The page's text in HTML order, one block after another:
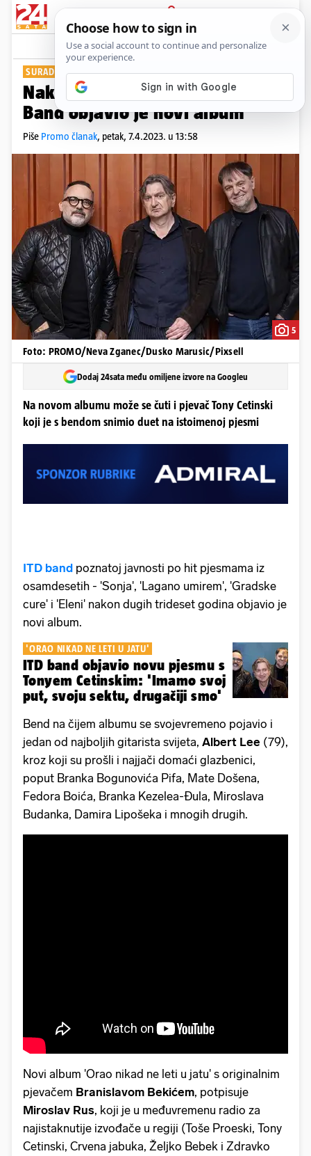
PRIJAVA
Show Komentari
SURADNJA S CETINSKIM
Nakon 30 godina legendarni ITD
Band objavio je novi album
Piše Promo članak, petak, 7.4.2023. u 13:58
5
Foto: PROMO/Neva Zganec/Dusko Marusic/Pixsell
Dodaj 24sata među omiljene izvore na Googleu
Na novom albumu može se čuti i pjevač Tony Cetinski
koji je s bendom snimio duet na istoimenoj pjesmi
ITD band poznatoj javnosti po hit pjesmama iz
osamdesetih - 'Sonja', 'Lagano umirem', 'Gradske
cure' i 'Eleni' nakon dugih trideset godina objavio je
novi album.
'ORAO NIKAD NE LETI U JATU'
ITD band objavio novu pjesmu s
Tonyem Cetinskim: 'Imamo svoj
put, svoju sektu, drugačiji smo'
Bend na čijem albumu se svojevremeno pojavio i
jedan od najboljih gitarista svijeta, Albert Lee (79),
kroz koji su prošli i najjači domaći glazbenici,
poput Branka Bogunovića Pifa, Mate Došena,
Fedora Boića, Branka Kezelea-Đula, Miroslava
Budanka, Damira Lipošeka i mnogih drugih.
Novi album 'Orao nikad ne leti u jatu' s originalnim
pjevačem Branislavom Bekićem, potpisuje
Miroslav Rus, koji je u međuvremenu radio za
najistaknutije izvođače u regiji (Toše Proeski, Tony
Cetinski, Crvena jabuka, Željko Bebek i Zdravko